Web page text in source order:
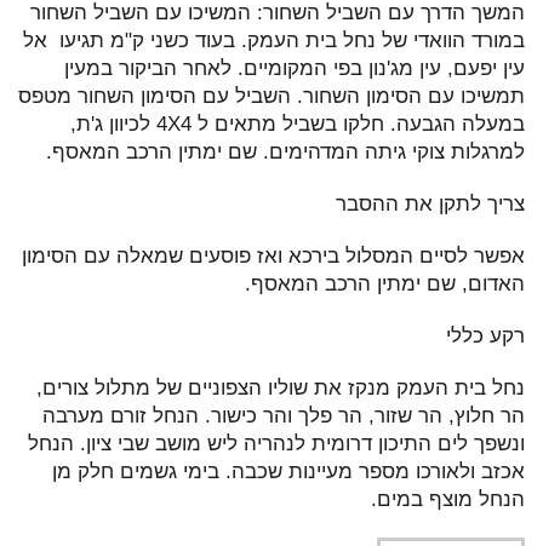
המשך הדרך עם השביל השחור: המשיכו עם השביל השחור
במורד הוואדי של נחל בית העמק. בעוד כשני ק"מ תגיעו אל
עין יפעם, עין מג'נון בפי המקומיים. לאחר הביקור במעין
תמשיכו עם הסימון השחור. השביל עם הסימון השחור מטפס
במעלה הגבעה. חלקו בשביל מתאים ל 4X4 לכיוון ג'ת,
למרגלות צוקי גיתה המדהימים. שם ימתין הרכב המאסף.
צריך לתקן את ההסבר
אפשר לסיים המסלול בירכא ואז פוסעים שמאלה עם הסימון
האדום, שם ימתין הרכב המאסף.
רקע כללי
נחל בית העמק מנקז את שוליו הצפוניים של מתלול צורים,
הר חלוץ, הר שזור, הר פלך והר כישור. הנחל זורם מערבה
ונשפך לים התיכון דרומית לנהריה ליש מושב שבי ציון. הנחל
אכזב ולאורכו מספר מעיינות שכבה. בימי גשמים חלק מן
הנחל מוצף במים.